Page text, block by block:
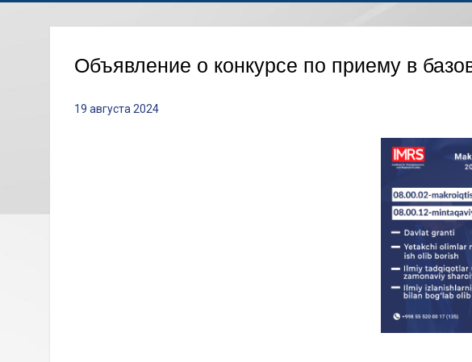
Объявление о конкурсе по приему в
19 августа 2024